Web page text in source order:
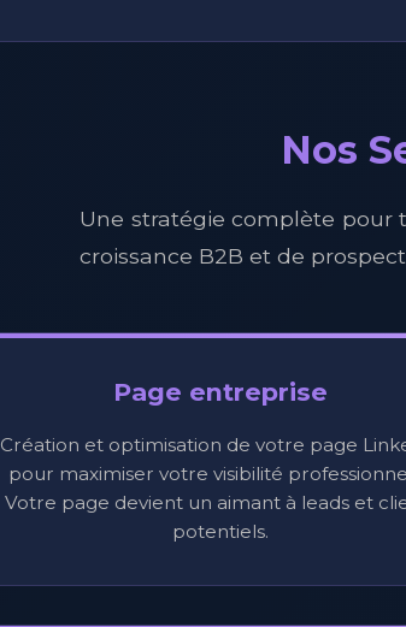
Nos
Une stratégie complète pour
croissance B2B et de
Page entreprise
Création et optimisation de votre page
pour maximiser votre visibilité
Votre page devient un aimant à leads et
potentiels.